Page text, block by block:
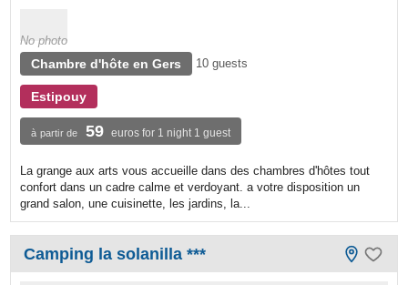
No photo
Chambre d'hôte en Gers 10 guests
Estipouy
à partir de 59 euros for 1 night 1 guest
La grange aux arts vous accueille dans des chambres d'hôtes tout
confort dans un cadre calme et verdoyant. a votre disposition un
grand salon, une cuisinette, les jardins, la...
Camping la solanilla ***